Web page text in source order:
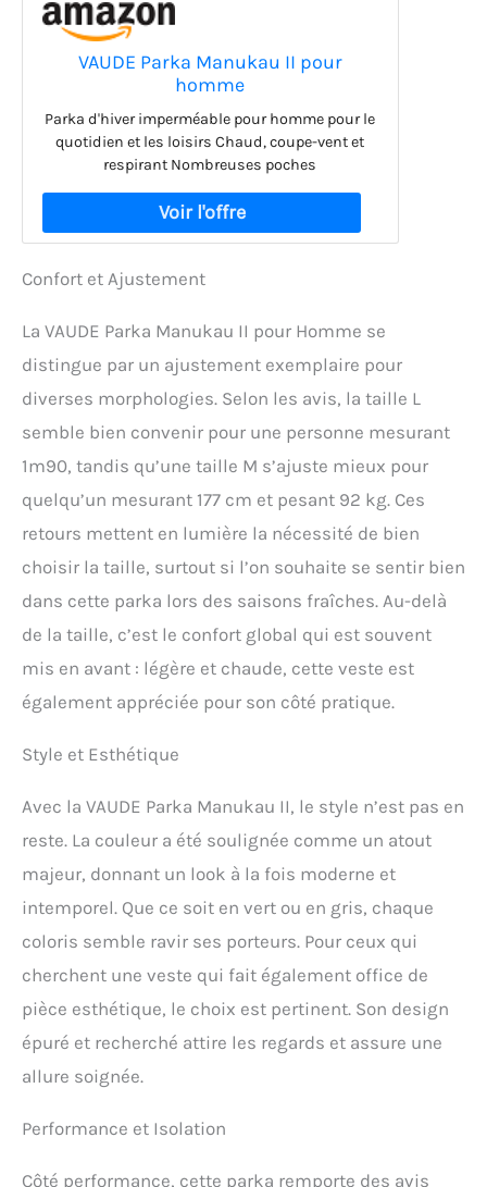
VAUDE Parka Manukau II pour
homme
Parka d'hiver imperméable pour homme pour le
quotidien et les loisirs Chaud, coupe-vent et
respirant Nombreuses poches
Confort et Ajustement
La VAUDE Parka Manukau II pour Homme se
distingue par un ajustement exemplaire pour
diverses morphologies. Selon les avis, la taille L
semble bien convenir pour une personne mesurant
1m90, tandis qu’une taille M s’ajuste mieux pour
quelqu’un mesurant 177 cm et pesant 92 kg. Ces
retours mettent en lumière la nécessité de bien
choisir la taille, surtout si l’on souhaite se sentir bien
dans cette parka lors des saisons fraîches. Au-delà
de la taille, c’est le confort global qui est souvent
mis en avant : légère et chaude, cette veste est
également appréciée pour son côté pratique.
Style et Esthétique
Avec la VAUDE Parka Manukau II, le style n’est pas en
reste. La couleur a été soulignée comme un atout
majeur, donnant un look à la fois moderne et
intemporel. Que ce soit en vert ou en gris, chaque
coloris semble ravir ses porteurs. Pour ceux qui
cherchent une veste qui fait également office de
pièce esthétique, le choix est pertinent. Son design
épuré et recherché attire les regards et assure une
allure soignée.
Performance et Isolation
Côté performance, cette parka remporte des avis